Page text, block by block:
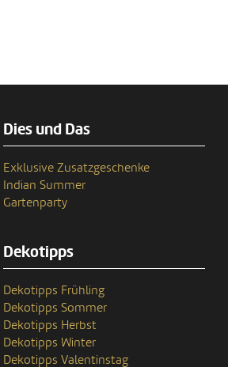
Dies und Das
Exklusive Zusatzgeschenke
Indian Summer
Gartenparty
Dekotipps
Dekotipps Frühling
Dekotipps Sommer
Dekotipps Herbst
Dekotipps Winter
Dekotipps Valentinstag